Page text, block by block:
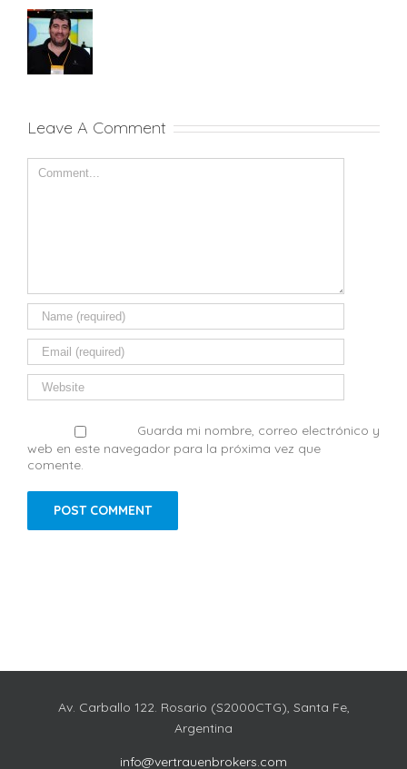
Leave A Comment
Comment
Guarda mi nombre, correo electrónico y
web en este navegador para la próxima vez que
comente.
Av. Carballo 122. Rosario (S2000CTG), Santa Fe,
Argentina
info@vertrauenbrokers.com